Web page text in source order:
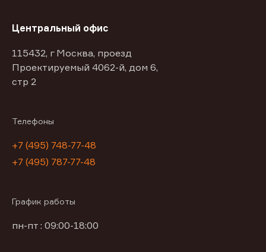
Центральный офис
115432, г Москва, проезд
Проектируемый 4062-й, дом 6,
стр 2
Телефоны
+7 (495) 748-77-48
+7 (495) 787-77-48
График работы
пн-пт : 09:00-18:00